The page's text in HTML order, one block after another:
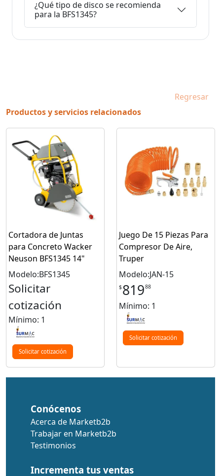
¿Qué tipo de disco se recomienda
para la BFS1345?
Regresar
Productos y servicios relacionados
Cortadora de Juntas
para Concreto Wacker
Neuson BFS1345 14"
Modelo:BFS1345
Solicitar
cotización
Mínimo: 1
Solicitar cotización
Juego De 15 Piezas Para
Compresor De Aire,
Truper
Modelo:JAN-15
$81988
Mínimo: 1
Solicitar cotización
Conócenos
Acerca de Marketb2b
Trabajar en Marketb2b
Testimonios
Incrementa tus ventas